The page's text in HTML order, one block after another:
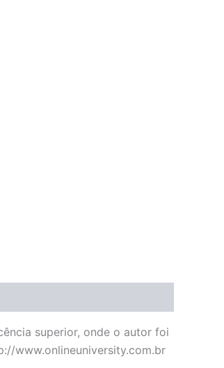
superior, onde o autor foi
www.onlineuniversity.com.br